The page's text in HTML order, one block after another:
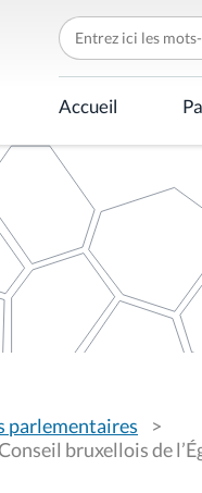
C
h
e
r
c
h
r
p
Accueil
parlementaires
bruxellois de